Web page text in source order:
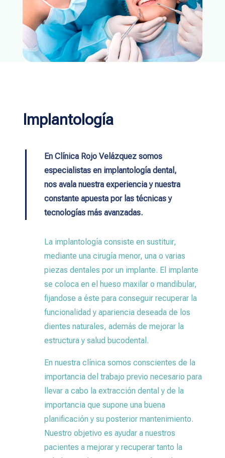
Implantología
En Clínica Rojo Velázquez somos
especialistas en implantología dental,
nos avala nuestra experiencia y nuestra
constante apuesta por las técnicas y
tecnologías más avanzadas.
La implantología consiste en sustituir,
mediante una cirugía menor, una o varias
piezas dentales por un implante. El implante
se coloca en el hueso maxilar o mandibular,
fijandose a éste para conseguir recuperar la
funcionalidad y apariencia deseada de los
dientes naturales, además de mejorar la
estructura y salud bucodental.
En nuestra clínica somos conscientes de la
importancia del trabajo previo necesario para
llevar a cabo la extracción dental y de la
importancia que supone una buena
planificación y su posterior mantenimiento.
Nuestro objetivo es ayudar a nuestros
pacientes a mejorar y recuperar tanto la